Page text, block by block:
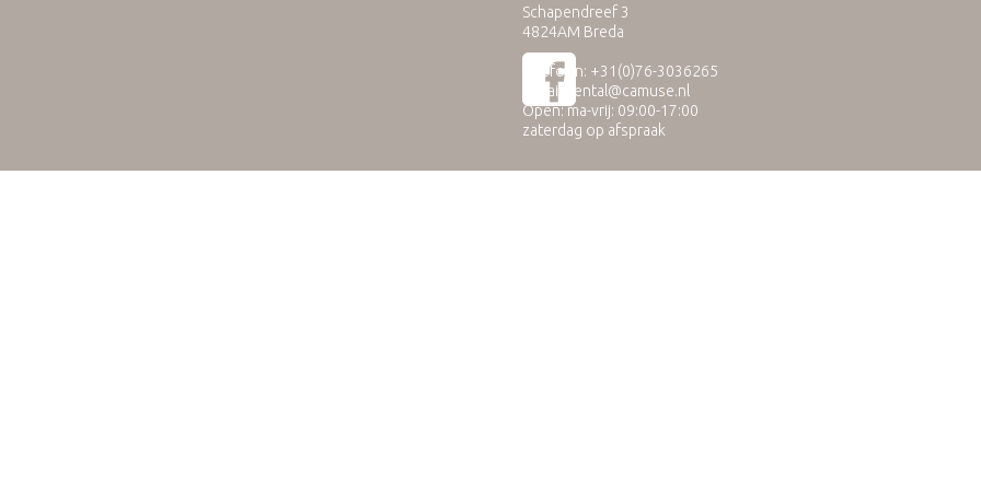
Schapendreef 3
4824AM Breda
Telefoon: +31(0)76-3036265
E-mail:
rental@camuse.nl
Open: ma-vrij: 09:00-17:00
zaterdag op afspraak